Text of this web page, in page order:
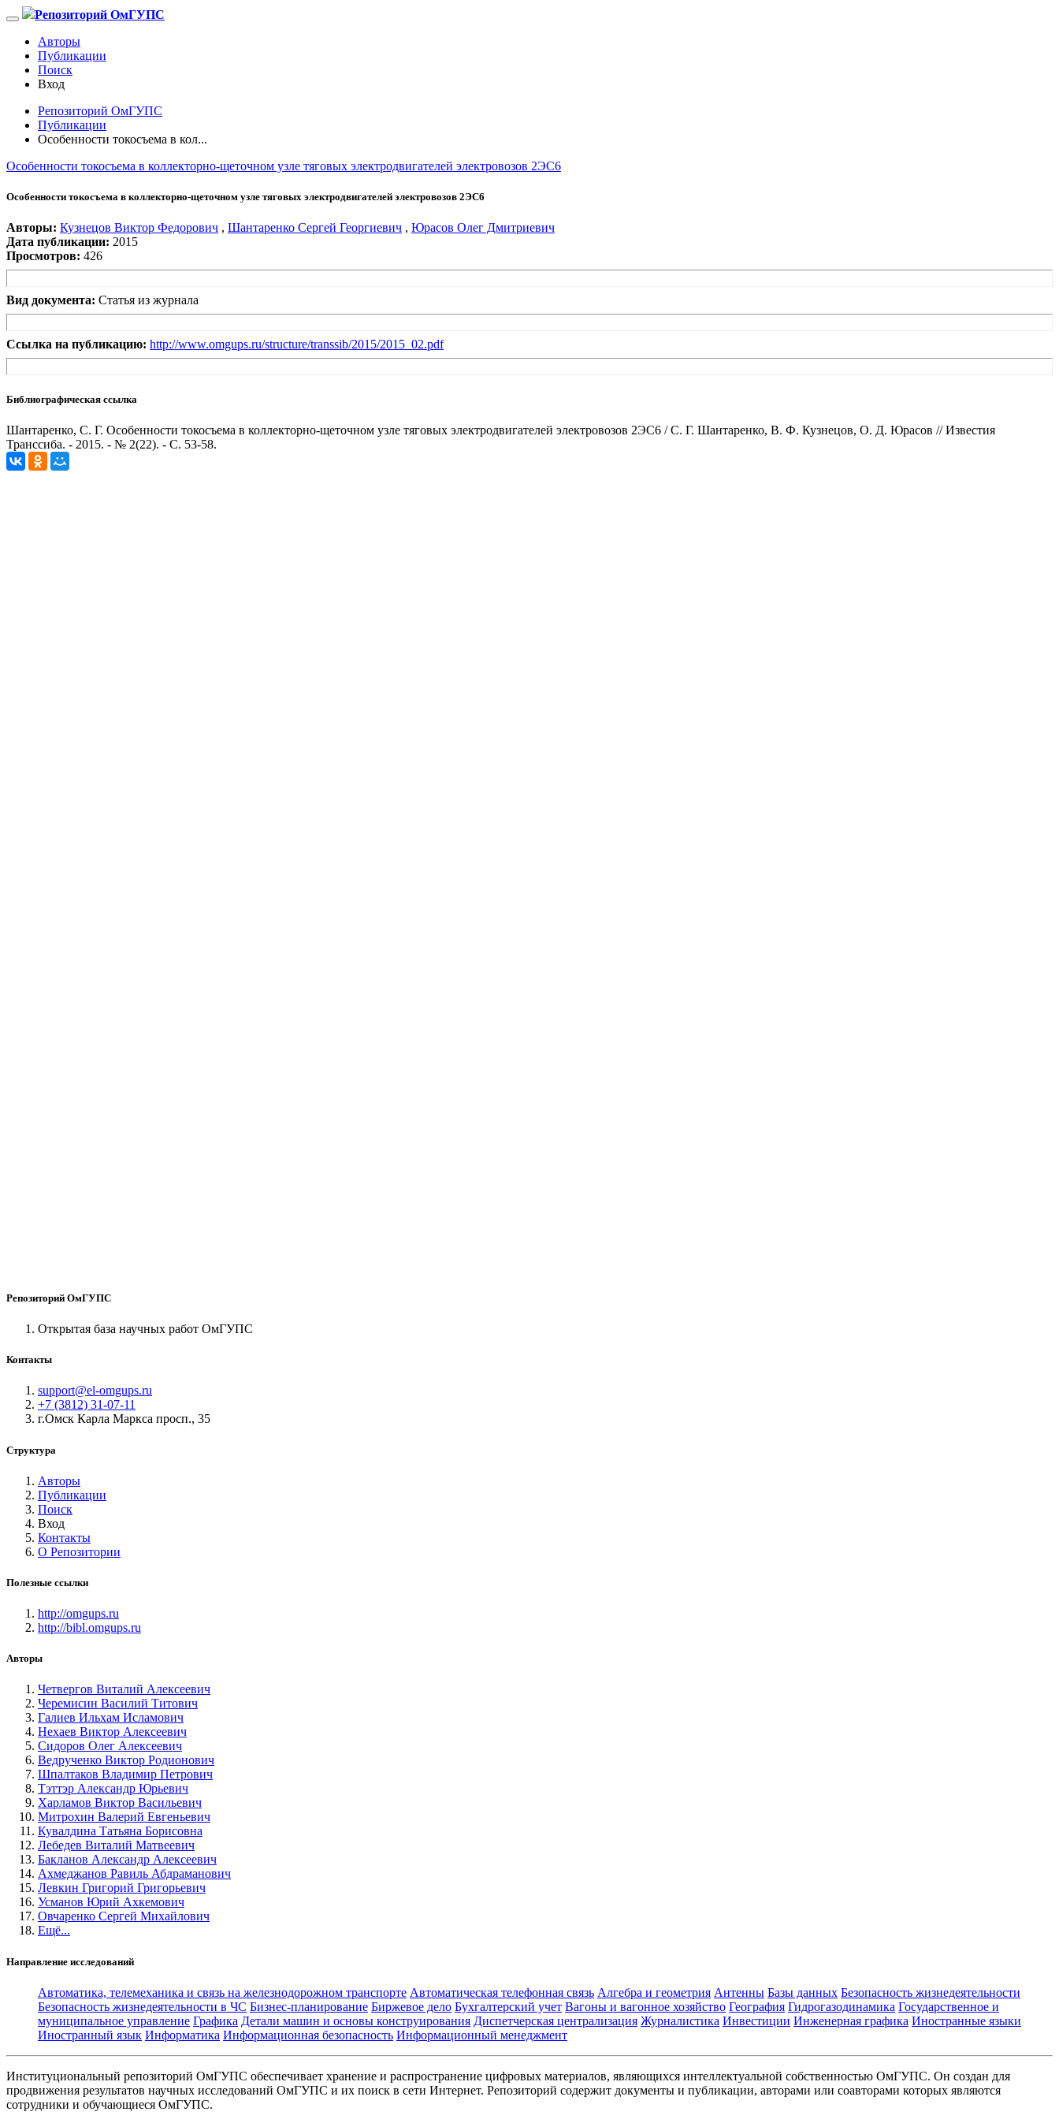
Репозиторий ОмГУПС
Авторы
Публикации
Поиск
Вход
Репозиторий ОмГУПС
Публикации
Особенности токосъема в кол...
Особенности токосъема в коллекторно-щеточном узле тяговых электродвигателей электровозов 2ЭС6
Особенности токосъема в коллекторно-щеточном узле тяговых электродвигателей электровозов 2ЭС6
Авторы: Кузнецов Виктор Федорович , Шантаренко Сергей Георгиевич , Юрасов Олег Дмитриевич
Дата публикации: 2015
Просмотров: 426
Вид документа: Статья из журнала
Ссылка на публикацию: http://www.omgups.ru/structure/transsib/2015/2015_02.pdf
Библиографическая ссылка
Шантаренко, С. Г. Особенности токосъема в коллекторно-щеточном узле тяговых электродвигателей электровозов 2ЭС6 / С. Г. Шантаренко, В. Ф. Кузнецов, О. Д. Юрасов // Известия
Транссиба. - 2015. - № 2(22). - С. 53-58.
Репозиторий ОмГУПС
Открытая база научных работ ОмГУПС
Контакты
support@el-omgups.ru
+7 (3812) 31-07-11
г.Омск Карла Маркса просп., 35
Структура
Авторы
Публикации
Поиск
Вход
Контакты
О Репозитории
Полезные ссылки
http://omgups.ru
http://bibl.omgups.ru
Авторы
Четвергов Виталий Алексеевич
Черемисин Василий Титович
Галиев Ильхам Исламович
Нехаев Виктор Алексеевич
Сидоров Олег Алексеевич
Ведрученко Виктор Родионович
Шпалтаков Владимир Петрович
Тэттэр Александр Юрьевич
Харламов Виктор Васильевич
Митрохин Валерий Евгеньевич
Кувалдина Татьяна Борисовна
Лебедев Виталий Матвеевич
Бакланов Александр Алексеевич
Ахмеджанов Равиль Абдраманович
Левкин Григорий Григорьевич
Усманов Юрий Ахкемович
Овчаренко Сергей Михайлович
Ещё...
Направление исследований
Автоматика, телемеханика и связь на железнодорожном транспорте Автоматическая телефонная связь Алгебра и геометрия Антенны Базы данных Безопасность жизнедеятельности
Безопасность жизнедеятельности в ЧС Бизнес-планирование Биржевое дело Бухгалтерский учет Вагоны и вагонное хозяйство География Гидрогазодинамика Государственное и
муниципальное управление Графика Детали машин и основы конструирования Диспетчерская централизация Журналистика Инвестиции Инженерная графика Иностранные языки
Иностранный язык Информатика Информационная безопасность Информационный менеджмент
Институциональный репозиторий ОмГУПС обеспечивает хранение и распространение цифровых материалов, являющихся интеллектуальной собственностью ОмГУПС. Он создан для
продвижения результатов научных исследований ОмГУПС и их поиск в сети Интернет. Репозиторий содержит документы и публикации, авторами или соавторами которых являются
сотрудники и обучающиеся ОмГУПС.